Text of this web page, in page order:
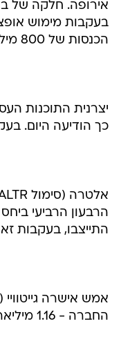
הכנסות של 800 מיליון דולר בלבד, יאפשר לה לבצע את תוכניות ההתרחבות הגלובלית שלה.
כך הודיעה היום.
הרבעון הרביעי
התייצבו, בעקבות זאת
החברה - 1.16 מיליארד דולר - עמדה מתחת לציפיות. מניית גייטוויי צונחת ב-18.2%.